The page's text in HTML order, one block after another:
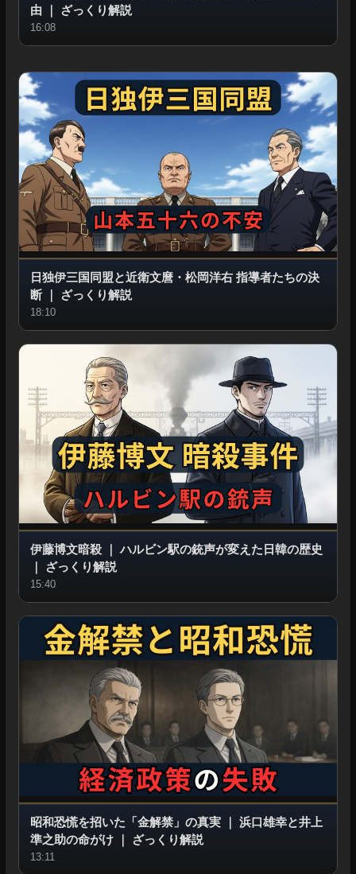
由 ｜ ざっくり解説
16:08
日独伊三国同盟と近衛文麿・松岡洋右 指導者たちの決
断｜ ざっくり解説
18:10
伊藤博文暗殺｜ハルビン駅の銃声が変えた日韓の歴史
ざっくり解説
15:40
昭和恐慌を招いた「金解禁」の真実｜ 浜口雄幸と井上
準之助の命がけ｜ ざっくり解説
13:11